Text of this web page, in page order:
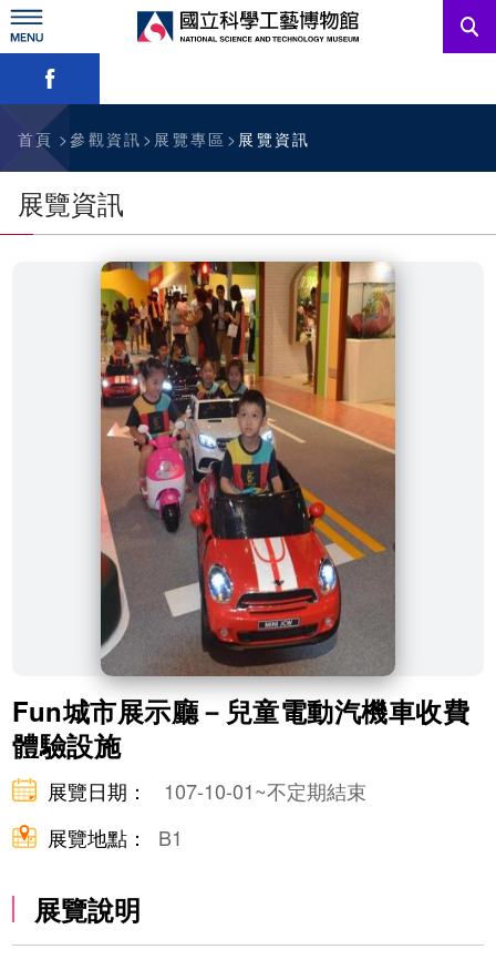
跳
到
主
要
訊息公告
參觀資訊
教育資源
網站服務
English
略過字型切換，社群分享工具列
首頁 參觀資訊 展覽專區 展覽資訊
展覽資訊
Fun城市展示廳－兒童電動汽機車收費
體驗設施
展覽日期：
107-10-01~不定期結束
展覽地點：
B1
展覽說明